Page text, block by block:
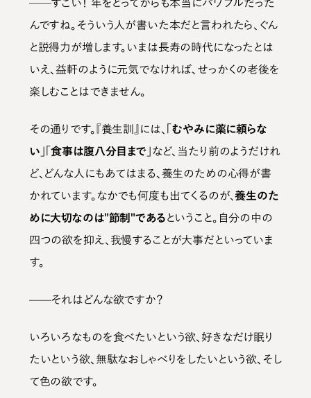
——すごい！ 年をとってからも本当にパワフルだった
んですね。そういう人が書いた本だと言われたら、ぐん
と説得力が増します。いまは長寿の時代になったとは
いえ、益軒のように元気でなければ、せっかくの老後を
楽しむことはできません。
その通りです。『養生訓』には、
「むやみに薬に頼らな
い」「食事は腹八分目まで」 など、当たり前のようだけれ
ど、どんな人にもあてはまる、養生のための心得が書
かれています。なかでも何度も出てくるのが、養生のた
めに大切なのは"節制"であるということ。自分の中の
四つの欲を抑え、我慢することが大事だといっていま
す。
——それはどんな欲ですか？
いろいろなものを食べたいという欲、好きなだけ眠り
たいという欲、無駄なおしゃべりをしたいという欲、そし
て色の欲です。